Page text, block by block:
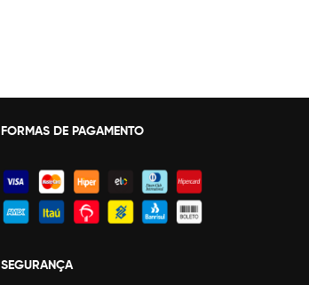
FORMAS DE PAGAMENTO
SEGURANÇA